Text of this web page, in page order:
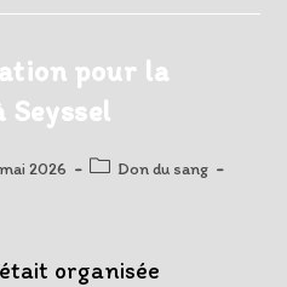
pour la
Seyssel
2026
PostDon du sang
organisée